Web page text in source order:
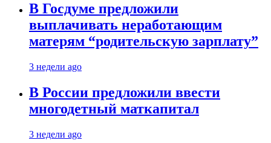
В Госдуме предложили
выплачивать неработающим
матерям “родительскую зарплату”
3 недели ago
В России предложили ввести
многодетный маткапитал
3 недели ago